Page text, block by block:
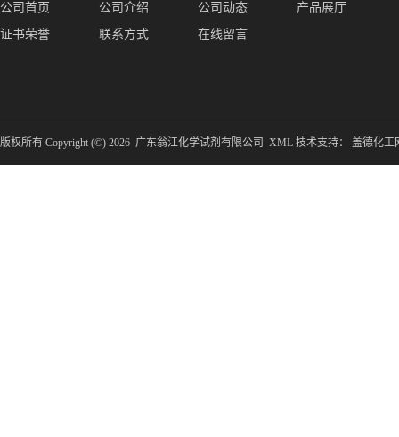
公司首页 公司介绍 公司动态
产品展厅
证书荣誉
联系方式 在线留言
版权所有 Copyright (©) 2026 广东翁江化学试剂有限公司 XML 技术支持： 盖德化工